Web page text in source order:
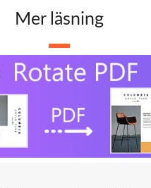
Mer läsning